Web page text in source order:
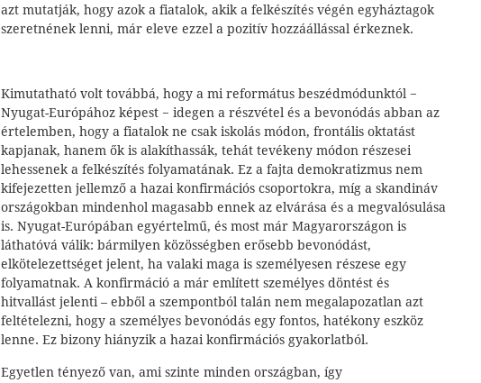
azt mutatják, hogy azok a fiatalok, akik a felkészítés végén egyháztagok
szeretnének lenni, már eleve ezzel a pozitív hozzáállással érkeznek.
Kimutatható volt továbbá, hogy a mi református beszédmódunktól −
Nyugat-Európához képest − idegen a részvétel és a bevonódás abban az
értelemben, hogy a fiatalok ne csak iskolás módon, frontális oktatást
kapjanak, hanem ők is alakíthassák, tehát tevékeny módon részesei
lehessenek a felkészítés folyamatának. Ez a fajta demokratizmus nem
kifejezetten jellemző a hazai konfirmációs csoportokra, míg a skandináv
országokban mindenhol magasabb ennek az elvárása és a megvalósulása
is. Nyugat-Európában egyértelmű, és most már Magyarországon is
láthatóvá válik: bármilyen közösségben erősebb bevonódást,
elkötelezettséget jelent, ha valaki maga is személyesen részese egy
folyamatnak. A konfirmáció a már említett személyes döntést és
hitvallást jelenti – ebből a szempontból talán nem megalapozatlan azt
feltételezni, hogy a személyes bevonódás egy fontos, hatékony eszköz
lenne. Ez bizony hiányzik a hazai konfirmációs gyakorlatból.
Egyetlen tényező van, ami szinte minden országban, így